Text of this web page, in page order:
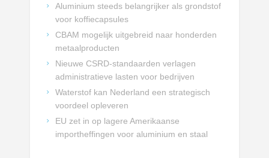
Aluminium steeds belangrijker als grondstof
voor koffiecapsules
CBAM mogelijk uitgebreid naar honderden
metaalproducten
Nieuwe CSRD-standaarden verlagen
administratieve lasten voor bedrijven
Waterstof kan Nederland een strategisch
voordeel opleveren
EU zet in op lagere Amerikaanse
importheffingen voor aluminium en staal